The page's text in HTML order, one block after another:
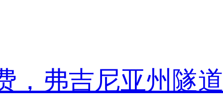
，弗吉尼亚州隧道